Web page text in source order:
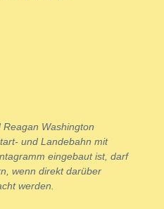
Washington
und Landebahn mit
eingebaut ist, darf
wenn direkt darüber
werden.